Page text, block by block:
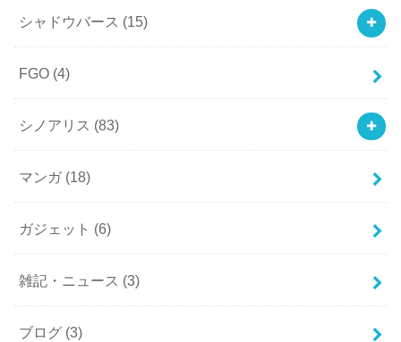
シャドウバース (15)
FGO (4)
シノアリス (83)
マンガ (18)
ガジェット (6)
雑記・ニュース (3)
ブログ (3)